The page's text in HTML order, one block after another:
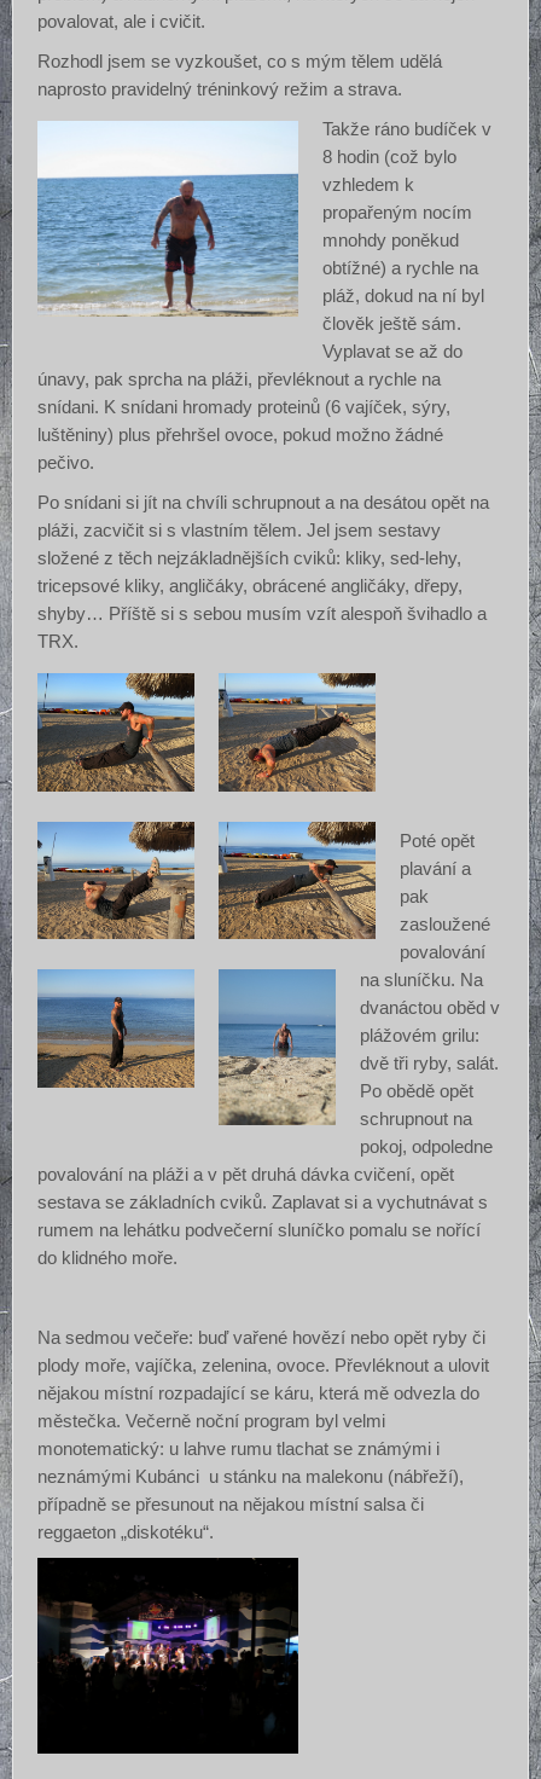
povalovat, ale i cvičit.
Rozhodl jsem se vyzkoušet, co s mým tělem udělá
naprosto pravidelný tréninkový režim a strava.
Takže ráno budíček v
8 hodin (což bylo
vzhledem k
propařeným nocím
mnohdy poněkud
obtížné) a rychle na
pláž, dokud na ní byl
člověk ještě sám.
Vyplavat se až do
únavy, pak sprcha na pláži, převléknout a rychle na
snídani. K snídani hromady proteinů (6 vajíček, sýry,
luštěniny) plus přehršel ovoce, pokud možno žádné
pečivo.
Po snídani si jít na chvíli schrupnout a na desátou opět na
pláži, zacvičit si s vlastním tělem. Jel jsem sestavy
složené z těch nejzákladnějších cviků: kliky, sed-lehy,
tricepsové kliky, angličáky, obrácené angličáky, dřepy,
shyby… Příště si s sebou musím vzít alespoň švihadlo a
TRX.
Poté opět
plavání a
pak
zasloužené
povalování
na sluníčku. Na
dvanáctou oběd v
plážovém grilu:
dvě tři ryby, salát.
Po obědě opět
schrupnout na
pokoj, odpoledne
povalování na pláži a v pět druhá dávka cvičení, opět
sestava se základních cviků. Zaplavat si a vychutnávat s
rumem na lehátku podvečerní sluníčko pomalu se nořící
do klidného moře.
Na sedmou večeře: buď vařené hovězí nebo opět ryby či
plody moře, vajíčka, zelenina, ovoce. Převléknout a ulovit
nějakou místní rozpadající se káru, která mě odvezla do
městečka. Večerně noční program byl velmi
monotematický: u lahve rumu tlachat se známými i
neznámými Kubánci u stánku na malekonu (nábřeží),
případně se přesunout na nějakou místní salsa či
reggaeton „diskotéku“.